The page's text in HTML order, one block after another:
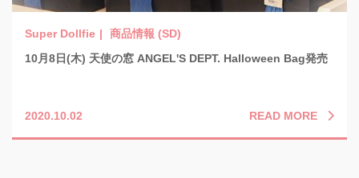
商品情報 (SD)
10月8日(木) 天使の窓 ANGEL'S DEPT. Halloween Bag発売
2020.10.02 READ MORE